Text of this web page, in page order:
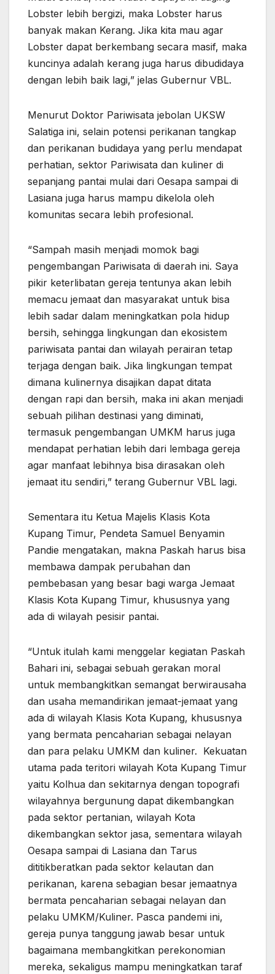
Lobster lebih bergizi, maka Lobster harus
banyak makan Kerang. Jika kita mau agar
Lobster dapat berkembang secara masif, maka
kuncinya adalah kerang juga harus dibudidaya
dengan lebih baik lagi,” jelas Gubernur VBL.
Menurut Doktor Pariwisata jebolan UKSW
Salatiga ini, selain potensi perikanan tangkap
dan perikanan budidaya yang perlu mendapat
perhatian, sektor Pariwisata dan kuliner di
sepanjang pantai mulai dari Oesapa sampai di
Lasiana juga harus mampu dikelola oleh
komunitas secara lebih profesional.
“Sampah masih menjadi momok bagi
pengembangan Pariwisata di daerah ini. Saya
pikir keterlibatan gereja tentunya akan lebih
memacu jemaat dan masyarakat untuk bisa
lebih sadar dalam meningkatkan pola hidup
bersih, sehingga lingkungan dan ekosistem
pariwisata pantai dan wilayah perairan tetap
terjaga dengan baik. Jika lingkungan tempat
dimana kulinernya disajikan dapat ditata
dengan rapi dan bersih, maka ini akan menjadi
sebuah pilihan destinasi yang diminati,
termasuk pengembangan UMKM harus juga
mendapat perhatian lebih dari lembaga gereja
agar manfaat lebihnya bisa dirasakan oleh
jemaat itu sendiri,” terang Gubernur VBL lagi.
Sementara itu Ketua Majelis Klasis Kota
Kupang Timur, Pendeta Samuel Benyamin
Pandie mengatakan, makna Paskah harus bisa
membawa dampak perubahan dan
pembebasan yang besar bagi warga Jemaat
Klasis Kota Kupang Timur, khususnya yang
ada di wilayah pesisir pantai.
“Untuk itulah kami menggelar kegiatan Paskah
Bahari ini, sebagai sebuah gerakan moral
untuk membangkitkan semangat berwirausaha
dan usaha memandirikan jemaat-jemaat yang
ada di wilayah Klasis Kota Kupang, khususnya
yang bermata pencaharian sebagai nelayan
dan para pelaku UMKM dan kuliner. Kekuatan
utama pada teritori wilayah Kota Kupang Timur
yaitu Kolhua dan sekitarnya dengan topografi
wilayahnya bergunung dapat dikembangkan
pada sektor pertanian, wilayah Kota
dikembangkan sektor jasa, sementara wilayah
Oesapa sampai di Lasiana dan Tarus
dititikberatkan pada sektor kelautan dan
perikanan, karena sebagian besar jemaatnya
bermata pencaharian sebagai nelayan dan
pelaku UMKM/Kuliner. Pasca pandemi ini,
gereja punya tanggung jawab besar untuk
bagaimana membangkitkan perekonomian
mereka, sekaligus mampu meningkatkan taraf